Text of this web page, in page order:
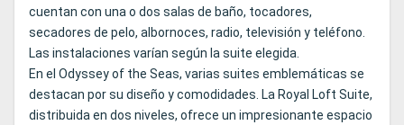
cuentan con una o dos salas de baño, tocadores,
secadores de pelo, albornoces, radio, televisión y teléfono.
Las instalaciones varían según la suite elegida.
En el Odyssey of the Seas, varias suites emblemáticas se
destacan por su diseño y comodidades. La Royal Loft Suite,
distribuida en dos niveles, ofrece un impresionante espacio